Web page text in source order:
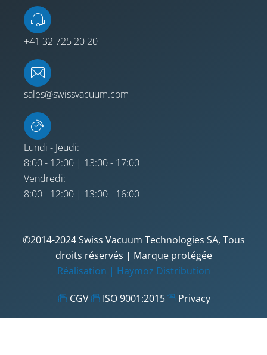
+41 32 725 20 20
sales@swissvacuum.com
Lundi - Jeudi:
8:00 - 12:00 | 13:00 - 17:00
Vendredi:
8:00 - 12:00 | 13:00 - 16:00
©2014-2024 Swiss Vacuum Technologies SA, Tous
droits réservés | Marque protégée
Réalisation | Haymoz Distribution
CGV ISO 9001:2015 Privacy